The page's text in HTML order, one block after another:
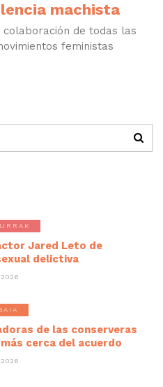
machista
de todas las
feministas
Jared Leto de
delictiva
de las conserveras
cerca del acuerdo